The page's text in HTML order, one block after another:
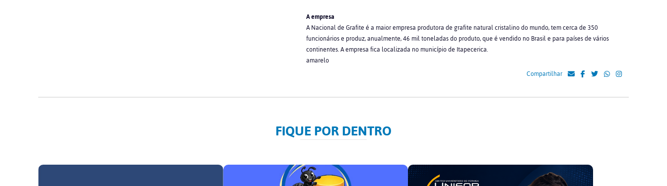
A empresa
A Nacional de Grafite é a maior empresa produtora de grafite natural cristalino do mundo, tem cerca de 350
funcionários e produz, anualmente, 46 mil toneladas do produto, que é vendido no Brasil e para países de vários
continentes. A empresa fica localizada no município de Itapecerica.
amarelo
Compartilhar
FIQUE POR DENTRO